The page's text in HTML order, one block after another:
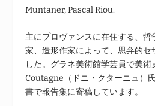
Muntaner, Pascal Riou.
主にプロヴァンスに在住する、哲
家、造形作家によって、思弁的セ
した。グラネ美術館学芸員で美
Coutagne（ドニ・クターニュ）
書で報告集に寄稿しています。